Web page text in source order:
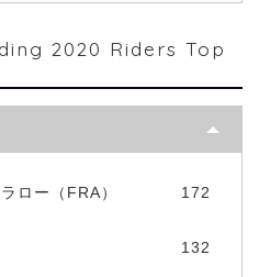
2020 Riders Top
ロー（FRA）
172
132